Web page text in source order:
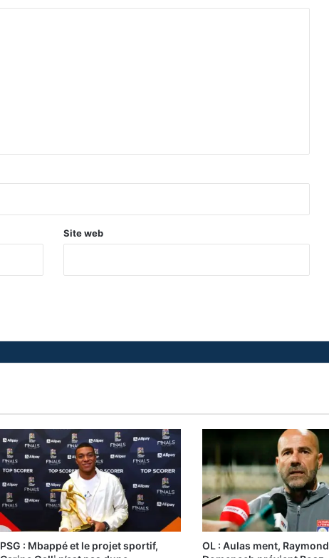
Site web
PSG : Mbappé et le projet sportif,
OL : Aulas ment, Raymond